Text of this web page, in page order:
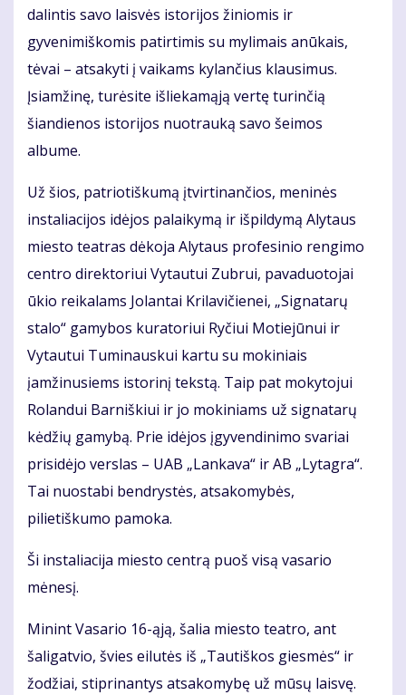
dalintis savo laisvės istorijos žiniomis ir
gyvenimiškomis patirtimis su mylimais anūkais,
tėvai – atsakyti į vaikams kylančius klausimus.
Įsiamžinę, turėsite išliekamąją vertę turinčią
šiandienos istorijos nuotrauką savo šeimos
albume.
Už šios, patriotiškumą įtvirtinančios, meninės
instaliacijos idėjos palaikymą ir išpildymą Alytaus
miesto teatras dėkoja Alytaus profesinio rengimo
centro direktoriui Vytautui Zubrui, pavaduotojai
ūkio reikalams Jolantai Krilavičienei, „Signatarų
stalo“ gamybos kuratoriui Ryčiui Motiejūnui ir
Vytautui Tuminauskui kartu su mokiniais
įamžinusiems istorinį tekstą. Taip pat mokytojui
Rolandui Barniškiui ir jo mokiniams už signatarų
kėdžių gamybą. Prie idėjos įgyvendinimo svariai
prisidėjo verslas – UAB „Lankava“ ir AB „Lytagra“.
Tai nuostabi bendrystės, atsakomybės,
pilietiškumo pamoka.
Ši instaliacija miesto centrą puoš visą vasario
mėnesį.
Minint Vasario 16-ąją, šalia miesto teatro, ant
šaligatvio, švies eilutės iš „Tautiškos giesmės“ ir
žodžiai, stiprinantys atsakomybę už mūsų laisvę.